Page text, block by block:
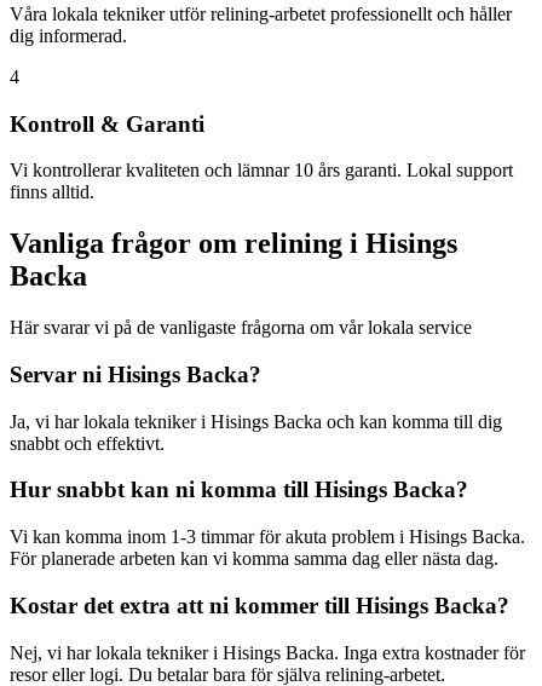
Våra lokala tekniker utför relining-arbetet professionellt och håller
dig informerad.
4
Kontroll & Garanti
Vi kontrollerar kvaliteten och lämnar 10 års garanti. Lokal support
finns alltid.
Vanliga frågor om relining i Hisings
Backa
Här svarar vi på de vanligaste frågorna om vår lokala service
Servar ni Hisings Backa?
Ja, vi har lokala tekniker i Hisings Backa och kan komma till dig
snabbt och effektivt.
Hur snabbt kan ni komma till Hisings Backa?
Vi kan komma inom 1-3 timmar för akuta problem i Hisings Backa.
För planerade arbeten kan vi komma samma dag eller nästa dag.
Kostar det extra att ni kommer till Hisings Backa?
Nej, vi har lokala tekniker i Hisings Backa. Inga extra kostnader för
resor eller logi. Du betalar bara för själva relining-arbetet.